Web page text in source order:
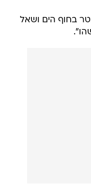
בחוף הים ושאל